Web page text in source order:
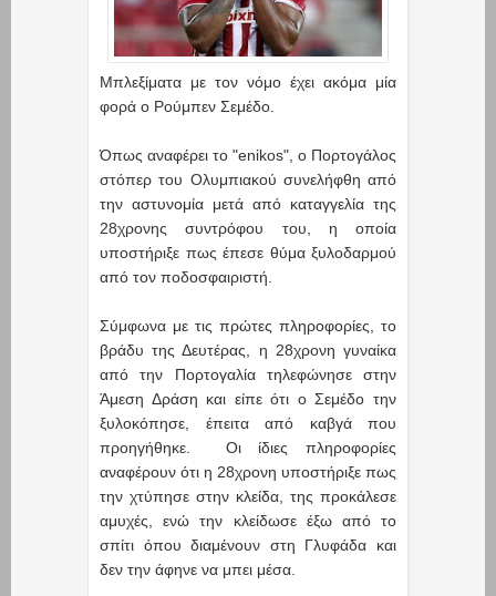
Μπλεξίματα με τον νόμο έχει ακόμα μία
φορά ο Ρούμπεν Σεμέδο.
Όπως αναφέρει το "enikos", ο Πορτογάλος
στόπερ του Ολυμπιακού συνελήφθη από
την αστυνομία μετά από καταγγελία της
28χρονης συντρόφου του, η οποία
υποστήριξε πως έπεσε θύμα ξυλοδαρμού
από τον ποδοσφαιριστή.
Σύμφωνα με τις πρώτες πληροφορίες, το
βράδυ της Δευτέρας, η 28χρονη γυναίκα
από την Πορτογαλία τηλεφώνησε στην
Άμεση Δράση και είπε ότι ο Σεμέδο την
ξυλοκόπησε, έπειτα από καβγά που
προηγήθηκε. Οι ίδιες πληροφορίες
αναφέρουν ότι η 28χρονη υποστήριξε πως
την χτύπησε στην κλείδα, της προκάλεσε
αμυχές, ενώ την κλείδωσε έξω από το
σπίτι όπου διαμένουν στη Γλυφάδα και
δεν την άφηνε να μπει μέσα.